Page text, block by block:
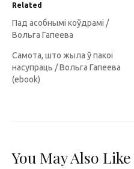
Related
Пад асобнымі коўдрамі /
Вольга Гапеева
Самота, што жыла ў пакоі
насупраць / Вольга Гапеева
(ebook)
You May Also Like